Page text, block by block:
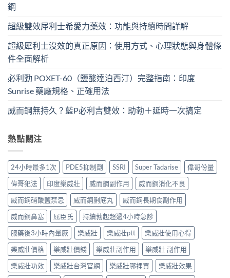
鋼
超級雙效犀利士希愛力藥效：功能與持續時間詳解
超級犀利士沒效的真正原因：使用方式、心理狀態與身體條
件全面解析
必利勁 POXET-60（鹽酸達泊西汀）完整指南：印度
Sunrise 藥廠規格、正確用法
威而鋼無持久？藍P必利吉雙效：助勃＋延時一次搞定
熱點關注
24小時最多1次 PDE5抑制劑 SSRI Super Tadarise
偉哥份量
偉哥犯法
印度樂威壯 威而鋼副作用
威而鋼消化不良
威而鋼硝酸鹽禁忌
威而鋼脷底丸
威而鋼長期食副作用
威而鋼鼻塞
屈臣氏
持續勃起超過4小時急診
服藥後3小時內暈厥
樂威壯 樂威壯ptt
樂威壯使用心得
樂威壯價格
樂威壯價錢 樂威壯副作用
樂威壯 副作用
樂威壯功效
樂威壯台灣官網 樂威壯哪裡買 樂威壯效果